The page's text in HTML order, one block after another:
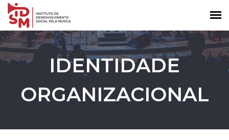
IDENTIDADE
ORGANIZACIONAL